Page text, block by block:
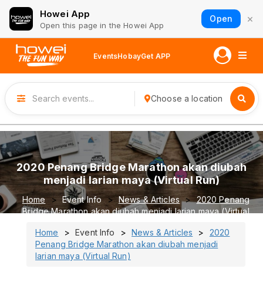
Howei App
Open this page in the Howei App
Open ×
EventsHobayGet APP
Choose a location
2020 Penang Bridge Marathon akan diubah
menjadi larian maya (Virtual Run)
Home Event Info News & Articles
2020 Penang
Bridge Marathon akan diubah menjadi larian maya (Virtual
Home
Event Info News & Articles
2020
Penang Bridge Marathon akan diubah menjadi
larian maya (Virtual Run)